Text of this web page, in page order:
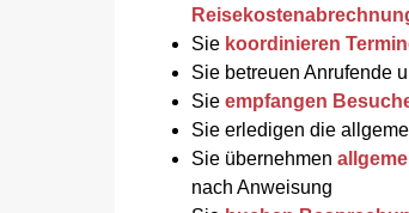
Sie koordinieren
Sie betreuen Anrufende
Sie empfangen
Sie erledigen die
Sie übernehmen
nach Anweisung